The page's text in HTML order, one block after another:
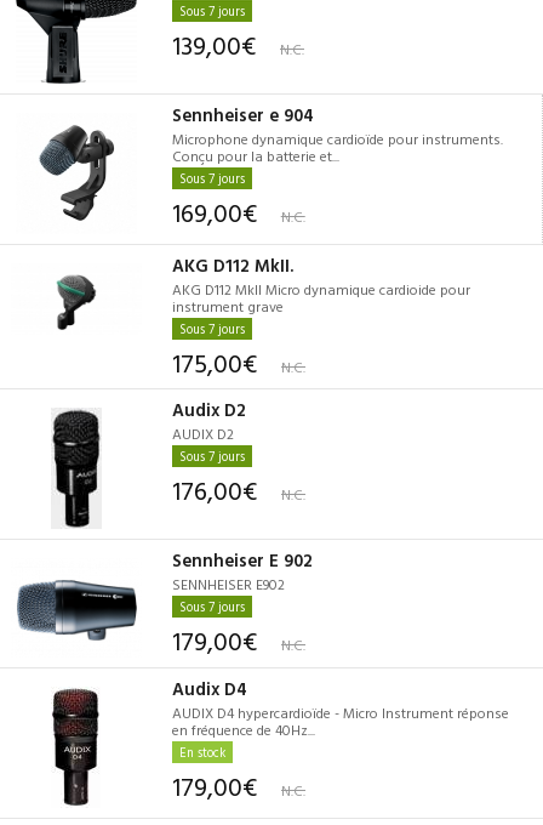
Sous 7 jours
139,00€ N.C.
Sennheiser e 904
Microphone dynamique cardioïde pour instruments.
Conçu pour la batterie et...
Sous 7 jours
169,00€ N.C.
AKG D112 MkII.
AKG D112 MkII Micro dynamique cardioide pour
instrument grave
Sous 7 jours
175,00€ N.C.
Audix D2
AUDIX D2
Sous 7 jours
176,00€ N.C.
Sennheiser E 902
SENNHEISER E902
Sous 7 jours
179,00€ N.C.
Audix D4
AUDIX D4 hypercardioïde - Micro Instrument réponse
en fréquence de 40Hz...
En stock
179,00€ N.C.